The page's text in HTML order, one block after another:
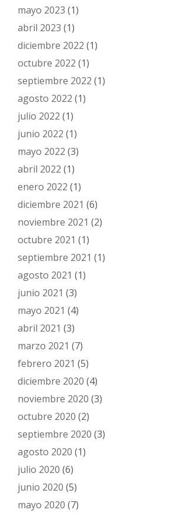
mayo 2023 (1)
abril 2023 (1)
diciembre 2022 (1)
octubre 2022 (1)
septiembre 2022 (1)
agosto 2022 (1)
julio 2022 (1)
junio 2022 (1)
mayo 2022 (3)
abril 2022 (1)
enero 2022 (1)
diciembre 2021 (6)
noviembre 2021 (2)
octubre 2021 (1)
septiembre 2021 (1)
agosto 2021 (1)
junio 2021 (3)
mayo 2021 (4)
abril 2021 (3)
marzo 2021 (7)
febrero 2021 (5)
diciembre 2020 (4)
noviembre 2020 (3)
octubre 2020 (2)
septiembre 2020 (3)
agosto 2020 (1)
julio 2020 (6)
junio 2020 (5)
mayo 2020 (7)